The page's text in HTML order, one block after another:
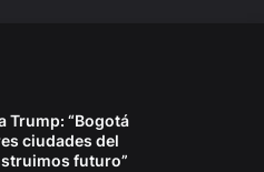
Trump: “Bogotá
ciudades del
futuro”